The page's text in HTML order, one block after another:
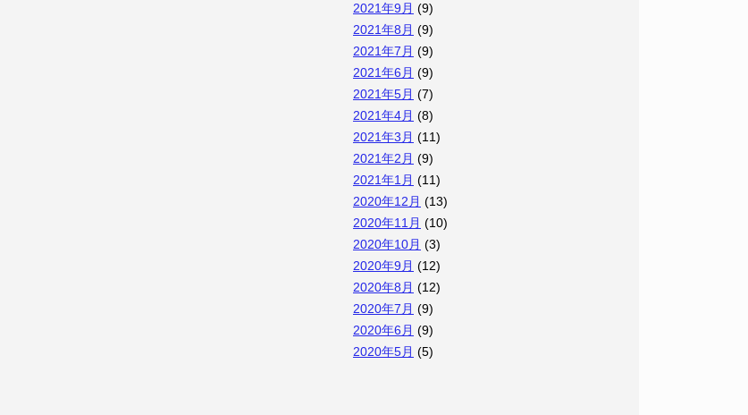
2021年9月 (9)
2021年8月 (9)
2021年7月 (9)
2021年6月 (9)
2021年5月 (7)
2021年4月 (8)
2021年3月 (11)
2021年2月 (9)
2021年1月 (11)
2020年12月 (13)
2020年11月 (10)
2020年10月 (3)
2020年9月 (12)
2020年8月 (12)
2020年7月 (9)
2020年6月 (9)
2020年5月 (5)